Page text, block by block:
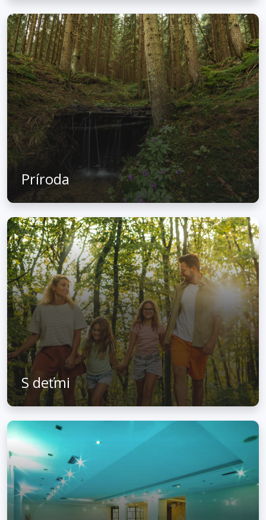
Príroda
S deťmi